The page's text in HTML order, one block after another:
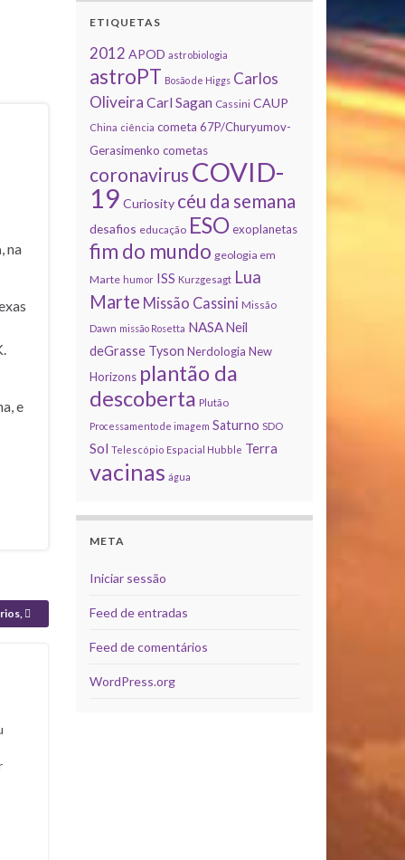
, na
e
ETIQUETAS
2012 APOD astrobiologia
astroPT Bosão de Higgs Carlos
Oliveira Carl Sagan Cassini CAUP
China ciência cometa 67P/Churyumov-
Gerasimenko cometas
coronavirus COVID-
19 Curiosity céu da semana
desafios educação ESO exoplanetas
fim do mundo geologia em
Marte humor ISS Kurzgesagt Lua
Marte Missão Cassini Missão
Dawn missão Rosetta NASA Neil
deGrasse Tyson Nerdologia New
Horizons plantão da
descoberta Plutão
Processamento de imagem Saturno SDO
Sol Telescópio Espacial Hubble Terra
vacinas água
META
Iniciar sessão
Feed de entradas
Feed de comentários
WordPress.org